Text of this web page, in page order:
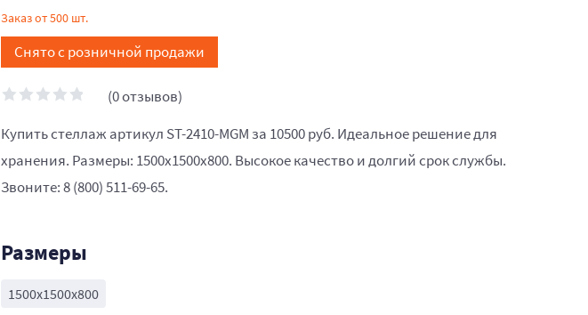
Заказ от 500 шт.
Снято с розничной продажи
(0 отзывов)
Купить стеллаж артикул ST-2410-MGM за 10500 руб. Идеальное решение для
хранения. Размеры: 1500x1500x800. Высокое качество и долгий срок службы.
Звоните: 8 (800) 511-69-65.
Размеры
1500x1500x800